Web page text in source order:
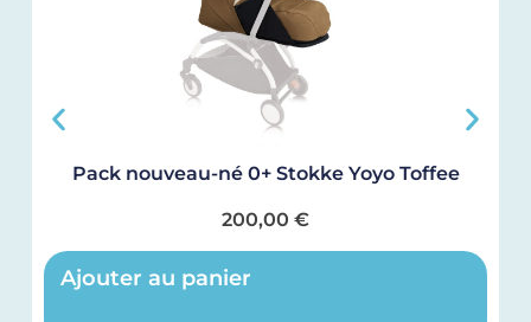
Pack nouveau-né 0+ Stokke Yoyo Toffee
200,00 €
Ajouter au panier